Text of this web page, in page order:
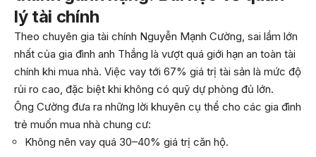
lý tài chính
Theo chuyên gia tài chính Nguyễn Mạnh Cường, sai lầm lớn
nhất của gia đình anh Thắng là vượt quá giới hạn an toàn tài
chính khi mua nhà. Việc vay tới 67% giá trị tài sản là mức độ
rủi ro cao, đặc biệt khi không có quỹ dự phòng đủ lớn.
Ông Cường đưa ra những lời khuyên cụ thể cho các gia đình
trẻ muốn mua nhà chung cư:
Không nên vay quá 30–40% giá trị căn hộ.